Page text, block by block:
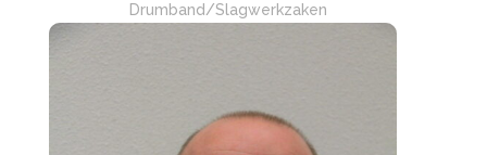
Drumband/Slagwerkzaken